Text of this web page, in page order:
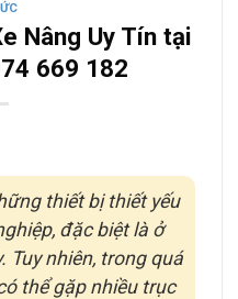
Nâng Uy Tín tại
669 182
thiết bị thiết yếu
đặc biệt là ở
Tuy nhiên, trong quá
thể gặp nhiều trục